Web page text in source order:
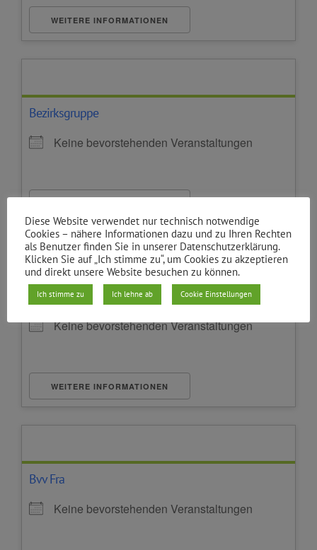
WEITERE INFORMATIONEN
Bezirksgruppe
Keine bevorstehenden Veranstaltungen
BVV
Keine bevorstehenden Veranstaltungen
WEITERE INFORMATIONEN
Bvv Fra
Keine bevorstehenden Veranstaltungen
Diese Website verwendet nur technisch notwendige
Cookies – nähere Informationen dazu und zu Ihren Rechten
als Benutzer finden Sie in unserer Datenschutzerklärung.
Klicken Sie auf „Ich stimme zu“, um Cookies zu akzeptieren
und direkt unsere Website besuchen zu können.
Ich stimme zu Ich lehne ab Cookie Einstellungen